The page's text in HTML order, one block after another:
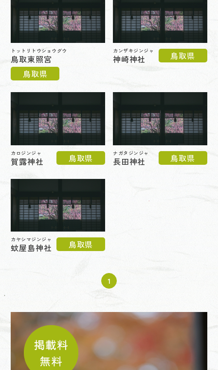
トットリトウショウグウ
鳥取東照宮
鳥取県
カンザキジンジャ
神崎神社 鳥取県
カロジンジャ
賀露神社 鳥取県 ナガタジンジャ
長田神社 鳥取県
カヤシマジンジャ
蚊屋島神社 鳥取県
1